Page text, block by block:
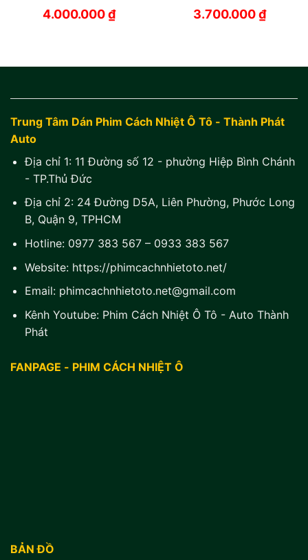
4.000.000₫
3.700.000₫
Trung Tâm Dán Phim Cách Nhiệt Ô Tô - Thành Phát
Auto
Địa chỉ 1: 11 Đường số 12 - phường Hiệp Bình Chánh
- TP.Thủ Đức
Địa chỉ 2: 24 Đường D5A, Liên Phường, Phước Long
B, Quận 9, TPHCM
Hotline: 0977 383 567– 0933 383 567
Website: https://phimcachnhietoto.net/
Email: phimcachnhietoto.net@gmail.com
Kênh Youtube: Phim Cách Nhiệt Ô Tô - Auto Thành
Phát
FANPAGE - PHIM CÁCH NHIỆT Ô
BẢN ĐỒ